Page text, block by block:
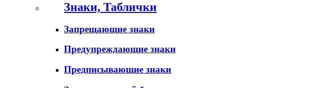
Знаки, Таблички
Запрещающие знаки
Предупреждающие знаки
Предписывающие знаки